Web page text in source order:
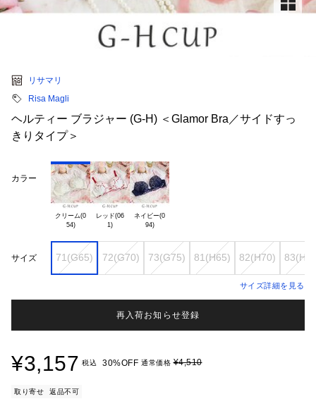
リサマリ
Risa Magli
ヘルティー ブラジャー (G-H) ＜Glamor Bra／サイドすっ
きりタイプ＞
カラー
クリーム(0
54)
レッド(06
ネイビー(0
94)
サイズ 71(G65) 72(G70) 73(G75) 81(H65) 82(H70)
サイズ詳細を見る
再入荷お知らせ登録
¥3,157 税込 30%OFF 通常価格¥4,510
取り寄せ 返品不可